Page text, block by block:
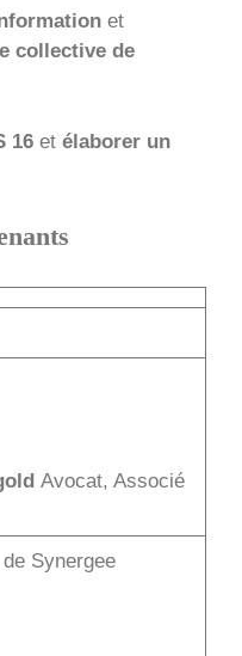
et
collective de
16 et élaborer un
Avocat, Associé
Synergee